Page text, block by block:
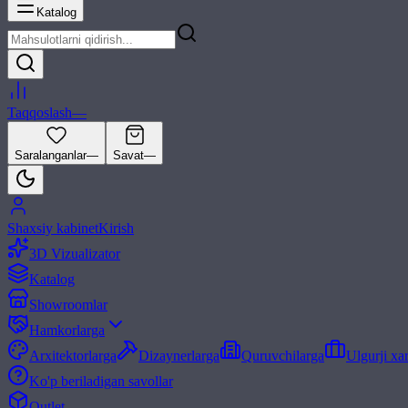
Katalog
Taqqoslash—
Saralanganlar— Savat—
Shaxsiy kabinetKirish
3D Vizualizator
Katalog
Showroomlar
Hamkorlarga
Arxitektorlarga
Dizaynerlarga Quruvchilarga
Ulgurji
Ko'p beriladigan savollar